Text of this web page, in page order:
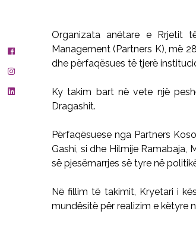
Organizata anëtare e Rrjetit
Management (Partners K), më
dhe përfaqësues të tjerë
Ky takim bart në vete një
Dragashit.
Përfaqësuese nga Partners
Gashi, si dhe Hilmije Ramabaja,
së pjesëmarrjes së tyre në
Në fillim të takimit, Kryetari i
mundësitë për realizim e këtyre